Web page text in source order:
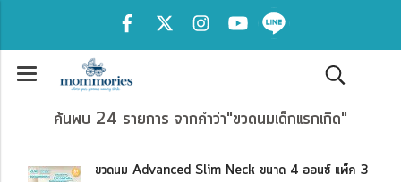
ค้นพบ 24 รายการ จากคำว่า"ขวดนมเด็กแรกเกิด"
ขวดนม Advanced Slim Neck ขนาด 4 ออนซ์ แพ็ค 3